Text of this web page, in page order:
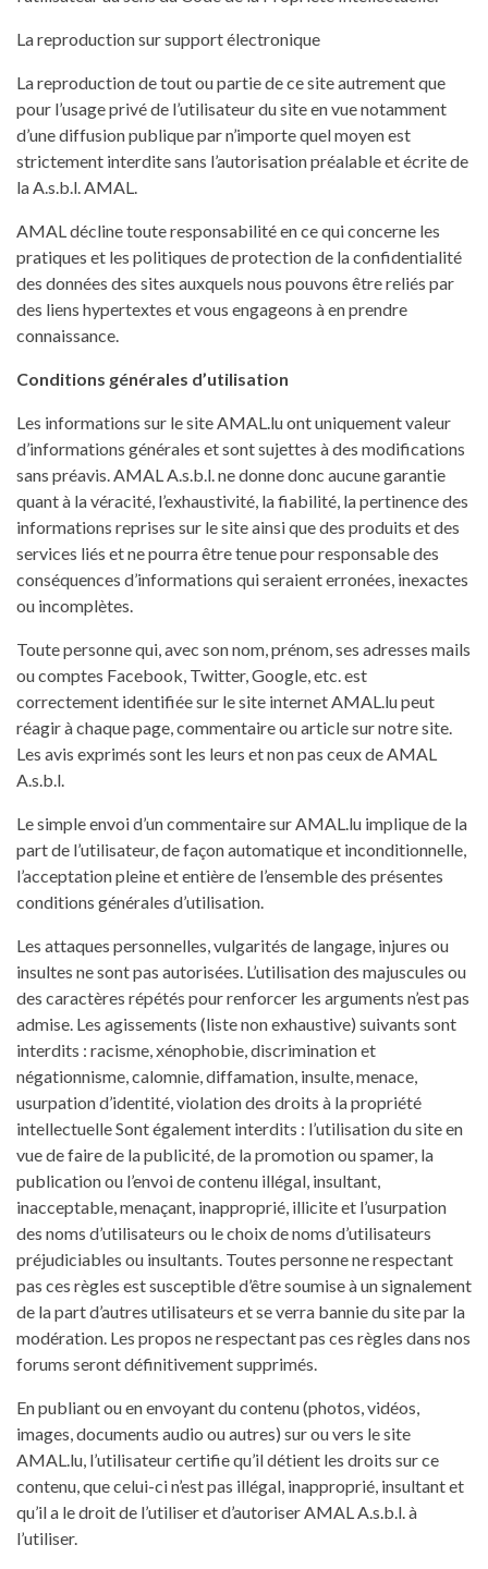
La reproduction sur support électronique
La reproduction de tout ou partie de ce site autrement que
pour l’usage privé de l’utilisateur du site en vue notamment
d’une diffusion publique par n’importe quel moyen est
strictement interdite sans l’autorisation préalable et écrite de
la A.s.b.l. AMAL.
AMAL décline toute responsabilité en ce qui concerne les
pratiques et les politiques de protection de la confidentialité
des données des sites auxquels nous pouvons être reliés par
des liens hypertextes et vous engageons à en prendre
connaissance.
Conditions générales d’utilisation
Les informations sur le site AMAL.lu ont uniquement valeur
d’informations générales et sont sujettes à des modifications
sans préavis. AMAL A.s.b.l. ne donne donc aucune garantie
quant à la véracité, l’exhaustivité, la fiabilité, la pertinence des
informations reprises sur le site ainsi que des produits et des
services liés et ne pourra être tenue pour responsable des
conséquences d’informations qui seraient erronées, inexactes
ou incomplètes.
Toute personne qui, avec son nom, prénom, ses adresses mails
ou comptes Facebook, Twitter, Google, etc. est
correctement identifiée sur le site internet AMAL.lu peut
réagir à chaque page, commentaire ou article sur notre site.
Les avis exprimés sont les leurs et non pas ceux de AMAL
A.s.b.l.
Le simple envoi d’un commentaire sur AMAL.lu implique de la
part de l’utilisateur, de façon automatique et inconditionnelle,
l’acceptation pleine et entière de l’ensemble des présentes
conditions générales d’utilisation.
Les attaques personnelles, vulgarités de langage, injures ou
insultes ne sont pas autorisées. L’utilisation des majuscules ou
des caractères répétés pour renforcer les arguments n’est pas
admise. Les agissements (liste non exhaustive) suivants sont
interdits : racisme, xénophobie, discrimination et
négationnisme, calomnie, diffamation, insulte, menace,
usurpation d’identité, violation des droits à la propriété
intellectuelle Sont également interdits : l’utilisation du site en
vue de faire de la publicité, de la promotion ou spamer, la
publication ou l’envoi de contenu illégal, insultant,
inacceptable, menaçant, inapproprié, illicite et l’usurpation
des noms d’utilisateurs ou le choix de noms d’utilisateurs
préjudiciables ou insultants. Toutes personne ne respectant
pas ces règles est susceptible d’être soumise à un signalement
de la part d’autres utilisateurs et se verra bannie du site par la
modération. Les propos ne respectant pas ces règles dans nos
forums seront définitivement supprimés.
En publiant ou en envoyant du contenu (photos, vidéos,
images, documents audio ou autres) sur ou vers le site
AMAL.lu, l’utilisateur certifie qu’il détient les droits sur ce
contenu, que celui-ci n’est pas illégal, inapproprié, insultant et
qu’il a le droit de l’utiliser et d’autoriser AMAL A.s.b.l. à
l’utiliser.